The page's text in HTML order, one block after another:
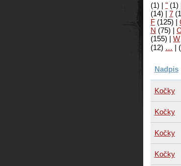
(1) | " (1)
(14) | 7
F (125) |
N (75) |
(155) | W
|
…
(12)
Nadpis
Kočky
Kočky
Kočky
Kočky